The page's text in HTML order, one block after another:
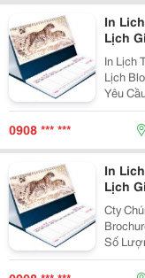
In
Lịch
In Lịch
Lịch
Yêu
2014
0908 *** ***
In
Lịch
Cty
Brochure,
Số Lượng Lớn +Nhận
+Túi Quà Tặng Tết
Lòng